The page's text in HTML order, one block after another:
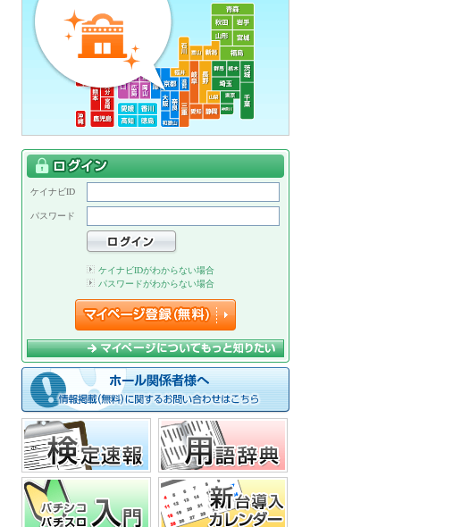
ケイナビID
パスワード
ケイナビIDがわからない場合
パスワードがわからない場合